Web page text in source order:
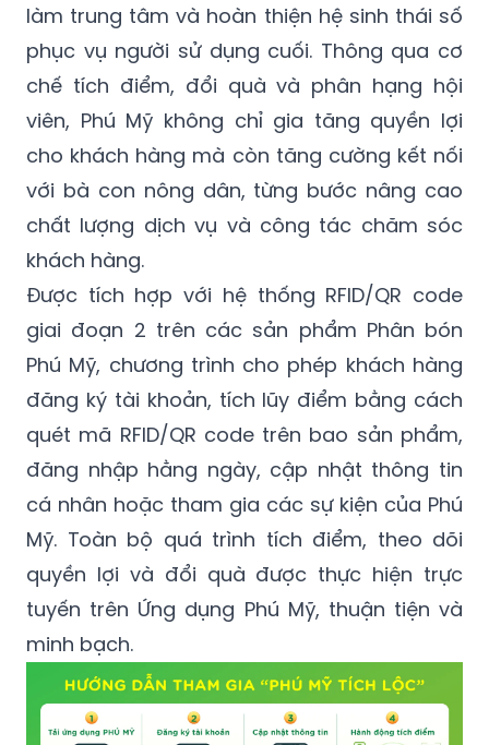
làm trung tâm và hoàn thiện hệ sinh thái số
phục vụ người sử dụng cuối. Thông qua cơ
chế tích điểm, đổi quà và phân hạng hội
viên, Phú Mỹ không chỉ gia tăng quyền lợi
cho khách hàng mà còn tăng cường kết nối
với bà con nông dân, từng bước nâng cao
chất lượng dịch vụ và công tác chăm sóc
khách hàng.
Được tích hợp với hệ thống RFID/QR code
giai đoạn 2 trên các sản phẩm Phân bón
Phú Mỹ, chương trình cho phép khách hàng
đăng ký tài khoản, tích lũy điểm bằng cách
quét mã RFID/QR code trên bao sản phẩm,
đăng nhập hằng ngày, cập nhật thông tin
cá nhân hoặc tham gia các sự kiện của Phú
Mỹ. Toàn bộ quá trình tích điểm, theo dõi
quyền lợi và đổi quà được thực hiện trực
tuyến trên Ứng dụng Phú Mỹ, thuận tiện và
minh bạch.